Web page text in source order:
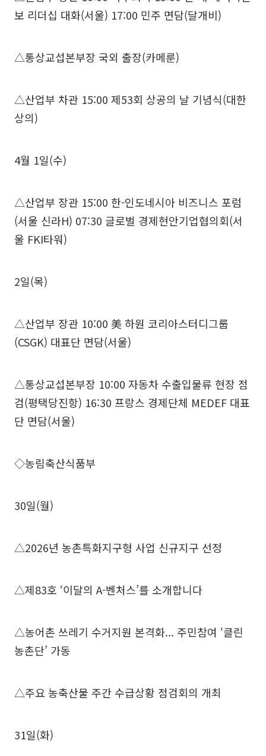
보 리더십 대화(서울) 17:00 민주 면담(달개비)
△통상교섭본부장 국외 출장(카메룬)
△산업부 차관 15:00 제53회 상공의 날 기념식(대한
상의)
4월 1일(수)
△산업부 장관 15:00 한-인도네시아 비즈니스 포럼
(서울 신라H) 07:30 글로벌 경제현안기업협의회(서
울 FKI타워)
2일(목)
△산업부 장관 10:00 美 하원 코리아스터디그룹
(CSGK) 대표단 면담(서울)
△통상교섭본부장 10:00 자동차 수출입물류 현장 점
검(평택당진항) 16:30 프랑스 경제단체 MEDEF 대표
단 면담(서울)
◇농림축산식품부
30일(월)
△2026년 농촌특화지구형 사업 신규지구 선정
△제83호 ‘이달의 A-벤처스’를 소개합니다
△농어촌 쓰레기 수거지원 본격화... 주민참여 ‘클린
농촌단’ 가동
△주요 농축산물 주간 수급상황 점검회의 개최
31일(화)